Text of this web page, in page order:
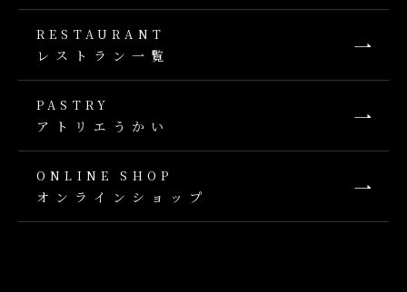
RESTAURANT
レストラン一覧
PASTRY
アトリエうかい
ONLINE SHOP
オンラインショップ